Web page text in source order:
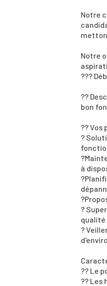
Notre
Notre
???
??
bon
?? Vos
?
à
?
qualité
?
?? Le
?? Les